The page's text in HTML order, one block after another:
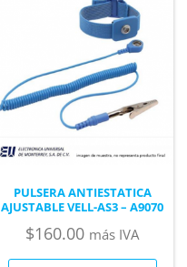
PULSERA ANTIESTATICA
AJUSTABLE VELL-AS3 – A9070
$160.00 más IVA